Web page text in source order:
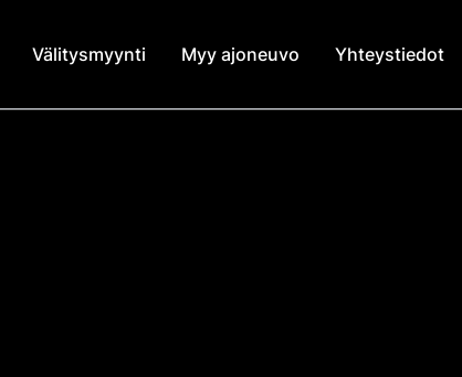
Välitysmyynti Myy ajoneuvo Yhteystiedot